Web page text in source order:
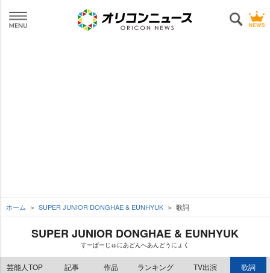
ホーム SUPER JUNIOR DONGHAE & EUNHYUK 歌詞
SUPER JUNIOR DONGHAE & EUNHYUK
すーぱーじゅにあどんへあんどうにょく
芸能人TOP 記事 作品 ランキング TV出演 歌詞